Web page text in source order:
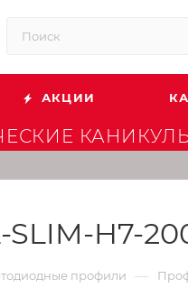
АКЦИИ
SLIM-H7-
профили —